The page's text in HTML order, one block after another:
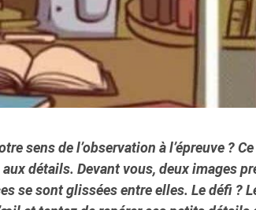
sens de l’observation à l’épreuve ?
détails. Devant vous, deux images
se sont glissées entre elles. Le défi ?